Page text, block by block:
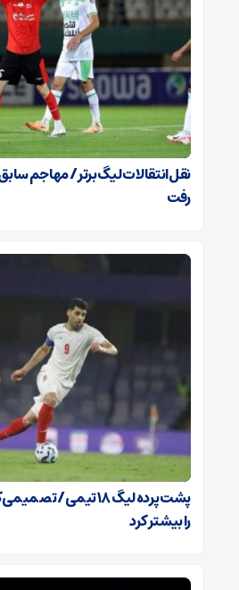
نقل‌انتقالات لیگ برتر / مهاجم
رفت
پشت پرده لیگ ۱۸ تیمی /
را بیشتر کرد